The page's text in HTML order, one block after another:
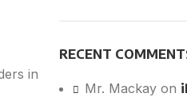
in
RECENT
Mr. Mackay on